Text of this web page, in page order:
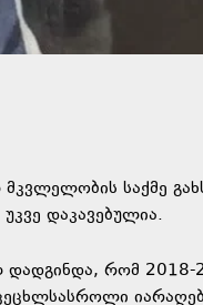
მკვლელობის საქმე
დაკავებულია.
დადგინდა, რომ